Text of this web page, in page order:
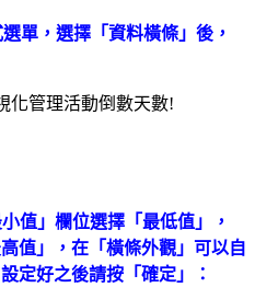
單，選擇「資料橫條」後，
值」欄位選擇「最低值」，
值」，在「橫條外觀」可以自
定好之後請按「確定」：